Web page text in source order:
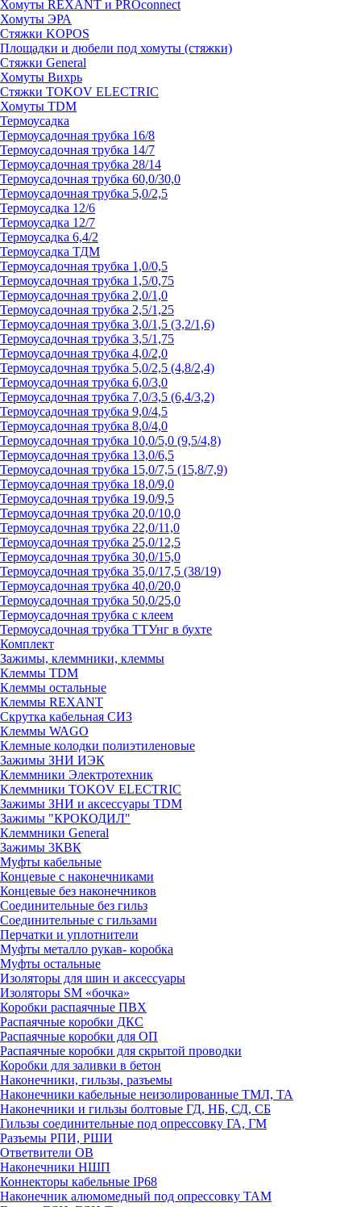
Хомуты REXANT и PROconnect
Хомуты ЭРА
Стяжки KOPOS
Площадки и дюбели под хомуты (стяжки)
Стяжки General
Хомуты Вихрь
Стяжки TOKOV ELECTRIC
Хомуты TDM
Термоусадка
Термоусадочная трубка 16/8
Термоусадочная трубка 14/7
Термоусадочная трубка 28/14
Термоусадочная трубка 60,0/30,0
Термоусадочная трубка 5,0/2,5
Термоусадка 12/6
Термоусадка 12/7
Термоусадка 6,4/2
Термоусадка ТДМ
Термоусадочная трубка 1,0/0,5
Термоусадочная трубка 1,5/0,75
Термоусадочная трубка 2,0/1,0
Термоусадочная трубка 2,5/1,25
Термоусадочная трубка 3,0/1,5 (3,2/1,6)
Термоусадочная трубка 3,5/1,75
Термоусадочная трубка 4,0/2,0
Термоусадочная трубка 5,0/2,5 (4,8/2,4)
Термоусадочная трубка 6,0/3,0
Термоусадочная трубка 7,0/3,5 (6,4/3,2)
Термоусадочная трубка 9,0/4,5
Термоусадочная трубка 8,0/4,0
Термоусадочная трубка 10,0/5,0 (9,5/4,8)
Термоусадочная трубка 13,0/6,5
Термоусадочная трубка 15,0/7,5 (15,8/7,9)
Термоусадочная трубка 18,0/9,0
Термоусадочная трубка 19,0/9,5
Термоусадочная трубка 20,0/10,0
Термоусадочная трубка 22,0/11,0
Термоусадочная трубка 25,0/12,5
Термоусадочная трубка 30,0/15,0
Термоусадочная трубка 35,0/17,5 (38/19)
Термоусадочная трубка 40,0/20,0
Термоусадочная трубка 50,0/25,0
Термоусадочная трубка с клеем
Термоусадочная трубка ТТУнг в бухте
Комплект
Зажимы, клеммники, клеммы
Клеммы TDM
Клеммы остальные
Клеммы REXANT
Скрутка кабельная СИЗ
Клеммы WAGO
Клемные колодки полиэтиленовые
Зажимы ЗНИ ИЭК
Клеммники Электротехник
Клеммники TOKOV ELECTRIC
Зажимы ЗНИ и аксессуары TDM
Зажимы "КРОКОДИЛ"
Клеммники General
Зажимы 3КВК
Муфты кабельные
Концевые с наконечниками
Концевые без наконечников
Соединительные без гильз
Соединительные с гильзами
Перчатки и уплотнители
Муфты металло рукав- коробка
Муфты остальные
Изоляторы для шин и аксессуары
Изоляторы SM «бочка»
Коробки распаячные ПВХ
Распаячные коробки ДКС
Распаячные коробки для ОП
Распаячные коробки для скрытой проводки
Коробки для заливки в бетон
Наконечники, гильзы, разъемы
Наконечники кабельные неизолированные ТМЛ, ТА
Наконечники и гильзы болтовые ГД, НБ, СД, СБ
Гильзы соединительные под опрессовку ГА, ГМ
Разъемы РПИ, РШИ
Ответвители ОВ
Наконечники НШП
Коннекторы кабельные IP68
Наконечник алюмомедный под опрессовку ТАМ